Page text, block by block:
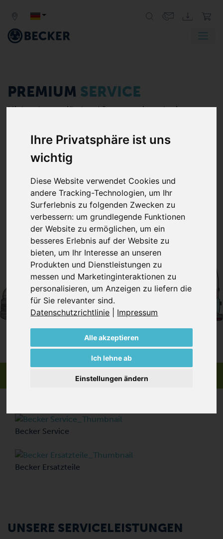
Ihre Privatsphäre ist uns
wichtig
Diese Website verwendet Cookies und
andere Tracking-Technologien, um Ihr
Surferlebnis zu folgenden Zwecken zu
verbessern: um grundlegende Funktionen
der Website zu ermöglichen, um ein
besseres Erlebnis auf der Website zu
bieten, um Ihr Interesse an unseren
Produkten und Dienstleistungen zu
messen und Marketinginteraktionen zu
personalisieren, um Anzeigen zu liefern die
für Sie relevanter sind.
Datenschutzrichtlinie
Impressum
Alle akzeptieren
Ich lehne ab
Einstellungen ändern
PREMIUM SERVICE
Mit kundenspezifischen Lösungen, einem breiten
umfassenden Verfügbarkeit an Original-Ersatzteilen
steigert BECKER die Effizienz Ihrer Anlagen, sichert
lange Standzeiten und minimiert Ihre
weiterlesen
Wie können wir Ihnen helfen?
Becker Service
Becker Ersatzteile
UNSERE SERVICELEISTUNGEN